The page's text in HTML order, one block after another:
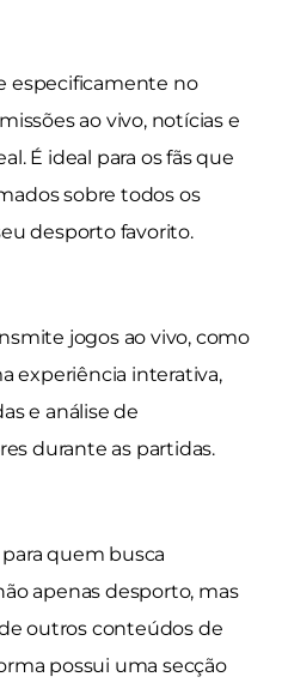
especificamente no
ao vivo, notícias e
É ideal para os fãs que
sobre todos os
desporto favorito.
jogos ao vivo, como
experiência interativa,
e análise de
durante as partidas.
quem busca
apenas desporto, mas
outros conteúdos de
possui uma secção